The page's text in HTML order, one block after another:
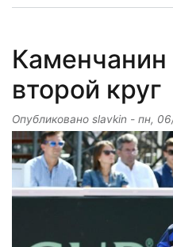
второй круг
Опубликовано slavkin - пн,